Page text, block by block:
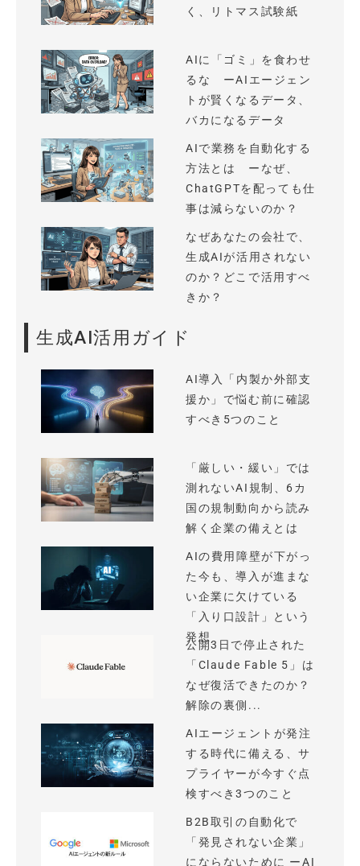
く、リトマス試験紙
AIに「ゴミ」を食わせ
るな ーAIエージェン
トが賢くなるデータ、
バカになるデータ
AIで業務を自動化する
方法とは ーなぜ、
ChatGPTを配っても仕
事は減らないのか？
なぜあなたの会社で、
生成AIが活用されない
のか？どこで活用すべ
きか？
生成AI活用ガイド
AI導入「内製か外部支
援か」で悩む前に確認
すべき5つのこと
「厳しい・緩い」では
測れないAI規制、6カ
国の規制動向から読み
解く企業の備えとは
AIの費用障壁が下がっ
た今も、導入が進まな
い企業に欠けている
「入り口設計」という
発想
公開3日で停止された
「Claude Fable 5」は
なぜ復活できたのか？
解除の裏側...
AIエージェントが発注
する時代に備える、サ
プライヤーが今すぐ点
検すべき3つのこと
B2B取引の自動化で
「発見されない企業」
にならないために ーAI